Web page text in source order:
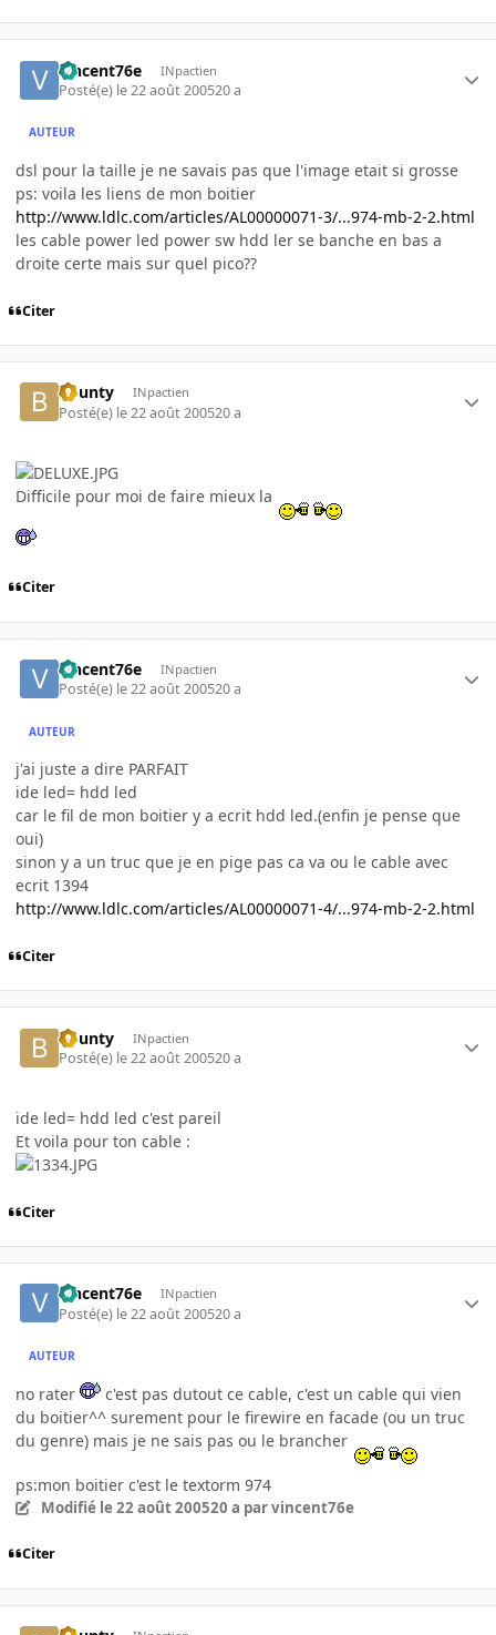
vincent76e INpactien
Posté(e) le 22 août 200520 a
AUTEUR
dsl pour la taille je ne savais pas que l'image etait si grosse
ps: voila les liens de mon boitier
http://www.ldlc.com/articles/AL00000071-3/...974-mb-2-2.html
les cable power led power sw hdd ler se banche en bas a
droite certe mais sur quel pico??
Citer
bounty INpactien
Posté(e) le 22 août 200520 a
Difficile pour moi de faire mieux la
Citer
vincent76e INpactien
Posté(e) le 22 août 200520 a
AUTEUR
j'ai juste a dire PARFAIT
ide led= hdd led
car le fil de mon boitier y a ecrit hdd led.(enfin je pense que
oui)
sinon y a un truc que je en pige pas ca va ou le cable avec
ecrit 1394
http://www.ldlc.com/articles/AL00000071-4/...974-mb-2-2.html
Citer
bounty INpactien
Posté(e) le 22 août 200520 a
ide led= hdd led c'est pareil
Et voila pour ton cable :
Citer
vincent76e INpactien
Posté(e) le 22 août 200520 a
AUTEUR
no rater
c'est pas dutout ce cable, c'est un cable qui vien
du boitier^^ surement pour le firewire en facade (ou un truc
du genre) mais je ne sais pas ou le brancher
ps:mon boitier c'est le textorm 974
Modifié le 22 août 200520 a par vincent76e
Citer